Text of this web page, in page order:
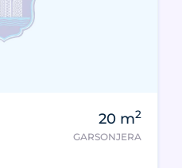
20 m2
GARSONJERA